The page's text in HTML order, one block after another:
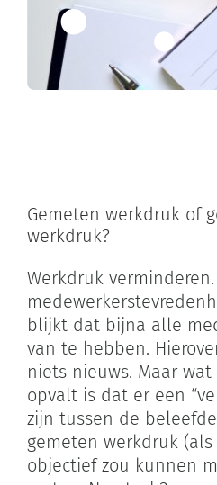
Winkelwagen
Gemeten werkdruk of
werkdruk?
Werkdruk
blijkt dat bijna alle
van te hebben.
niets nieuws. Maar
opvalt is dat er een
zijn tussen de
gemeten werkdruk
objectief zou kunnen